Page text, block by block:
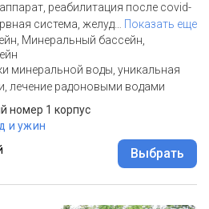
реабилитация после covid-
система, желуд
Показать еще
Минеральный бассейн,
минеральной воды, уникальная
лечение радоновыми водами
номер 1 корпус
и ужин
Выбрать